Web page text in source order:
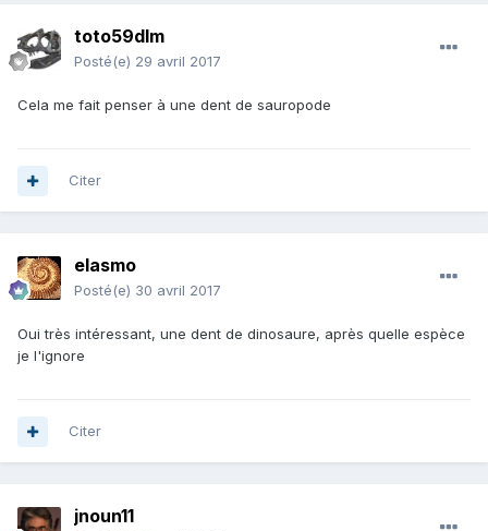
toto59dlm
Posté(e) 29 avril 2017
Cela me fait penser à une dent de sauropode
Citer
elasmo
Posté(e) 30 avril 2017
Oui très intéressant, une dent de dinosaure, après quelle espèce
je l'ignore
Citer
jnoun11